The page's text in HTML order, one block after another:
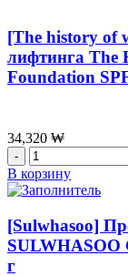
Yoon
Cushion
Sun
Balm
г
of
ББ-
крем,
SPF45
PA+++
The
History
Of
Seol
Whitening
[The history of
лифтинга The
Foundation
34,320 ₩
Количество
товара
[The
of
крем
В корзину
[Sulwhasoo]
г